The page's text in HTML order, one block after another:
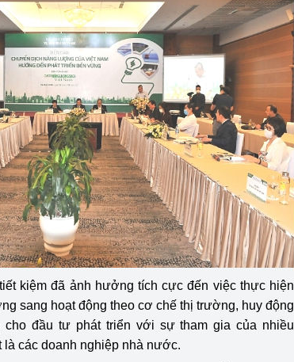
Đọc báo giúp bạn
Xúc tiến thương mại Khu vực miền Bắc
Khu vực miền Trung
Khu vực miền Nam
Thị trường nước ngoàiHiệp định EVFTA
Thị trường châu Á – châu Phi
Thị trường châu Âu – châu Mỹ
Thị trường trong nước
Ngành Công Thương đưa nghị quyết
Đại hội XIV của Đảng vào cuộc sống
Phát triển công nghiệpCông nghiệp nền tảng
Chính sách
Sản xuất công nghiệp
Phát triển năng lượng
kiệm đã ảnh hưởng tích cực đến việc thực hiện
sang hoạt động theo cơ chế thị trường, huy động
đầu tư phát triển với sự tham gia của nhiều
là các doanh nghiệp nhà nước.